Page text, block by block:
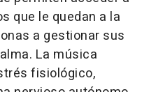
que le quedan a la
a gestionar sus
La música
fisiológico,